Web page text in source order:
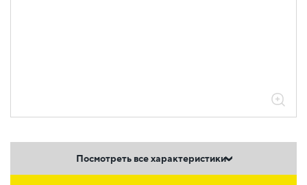
Посмотреть все характеристики